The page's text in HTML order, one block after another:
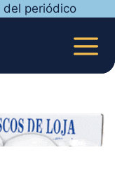
del periódico